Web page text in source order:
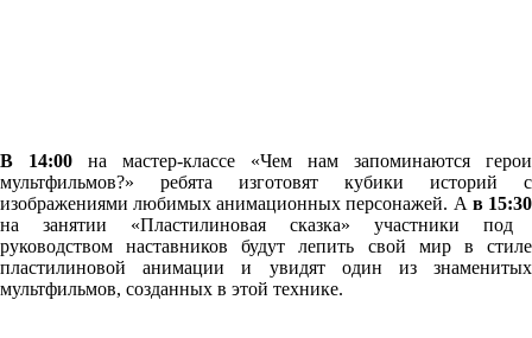
В 14:00
на мастер-классе «Чем нам запоминаются герои
мультфильмов?» ребята изготовят кубики историй с
изображениями любимых анимационных персонажей. А в 15:30
на занятии «Пластилиновая сказка» участники под
руководством наставников будут лепить свой мир в стиле
пластилиновой анимации и увидят один из знаменитых
мультфильмов, созданных в этой технике.